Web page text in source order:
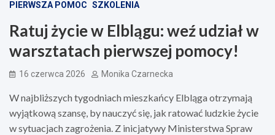
PIERWSZA POMOC SZKOLENIA
Ratuj życie w Elblągu: weź udział w
warsztatach pierwszej pomocy!
16 czerwca 2026 Monika Czarnecka
W najbliższych tygodniach mieszkańcy Elbląga otrzymają
wyjątkową szansę, by nauczyć się, jak ratować ludzkie życie
w sytuacjach zagrożenia. Z inicjatywy Ministerstwa Spraw